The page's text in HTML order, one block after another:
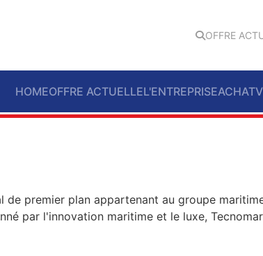
OFFRE
HOMEOFFRE ACTUELLEL'ENTREPRISEACHAT
de premier plan appartenant au groupe
par l'innovation maritime et le luxe,